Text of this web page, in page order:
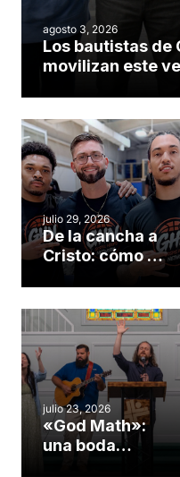
agosto 3, 2026
Los bautistas de
movilizan este
julio 29, 2026
De la cancha a
Cristo: cómo el
gimnasio de
Cary se
convirtió en un
insólito campo
misionero te
cuento
julio 23, 2026
«God Math»:
una boda